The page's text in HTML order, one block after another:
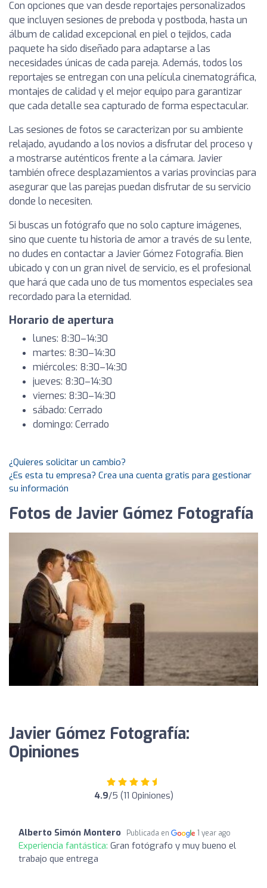
Con opciones que van desde reportajes personalizados
que incluyen sesiones de preboda y postboda, hasta un
álbum de calidad excepcional en piel o tejidos, cada
paquete ha sido diseñado para adaptarse a las
necesidades únicas de cada pareja. Además, todos los
reportajes se entregan con una película cinematográfica,
montajes de calidad y el mejor equipo para garantizar
que cada detalle sea capturado de forma espectacular.
Las sesiones de fotos se caracterizan por su ambiente
relajado, ayudando a los novios a disfrutar del proceso y
a mostrarse auténticos frente a la cámara. Javier
también ofrece desplazamientos a varias provincias para
asegurar que las parejas puedan disfrutar de su servicio
donde lo necesiten.
Si buscas un fotógrafo que no solo capture imágenes,
sino que cuente tu historia de amor a través de su lente,
no dudes en contactar a Javier Gómez Fotografía. Bien
ubicado y con un gran nivel de servicio, es el profesional
que hará que cada uno de tus momentos especiales sea
recordado para la eternidad.
Horario de apertura
lunes: 8:30–14:30
martes: 8:30–14:30
miércoles: 8:30–14:30
jueves: 8:30–14:30
viernes: 8:30–14:30
sábado: Cerrado
domingo: Cerrado
¿Quieres solicitar un cambio?
¿Es esta tu empresa? Crea una cuenta gratis para gestionar
su información
Fotos de Javier Gómez Fotografía
Javier Gómez Fotografía:
Opiniones
4.9/5 (11 Opiniones)
Alberto Simón Montero Publicada en 1 year ago
Experiencia fantástica: Gran fotógrafo y muy bueno el
trabajo que entrega